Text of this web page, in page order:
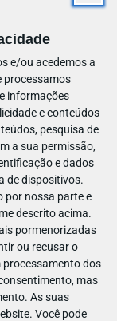
e/ou acedemos a
processamos
informações
e conteúdos
pesquisa de
a sua permissão,
e dados
de dispositivos.
por nossa parte e
descrito acima.
pormenorizadas
ou recusar o
processamento dos
mas
As suas
Você pode
23